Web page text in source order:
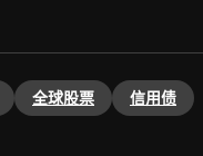
全球股票 信用债